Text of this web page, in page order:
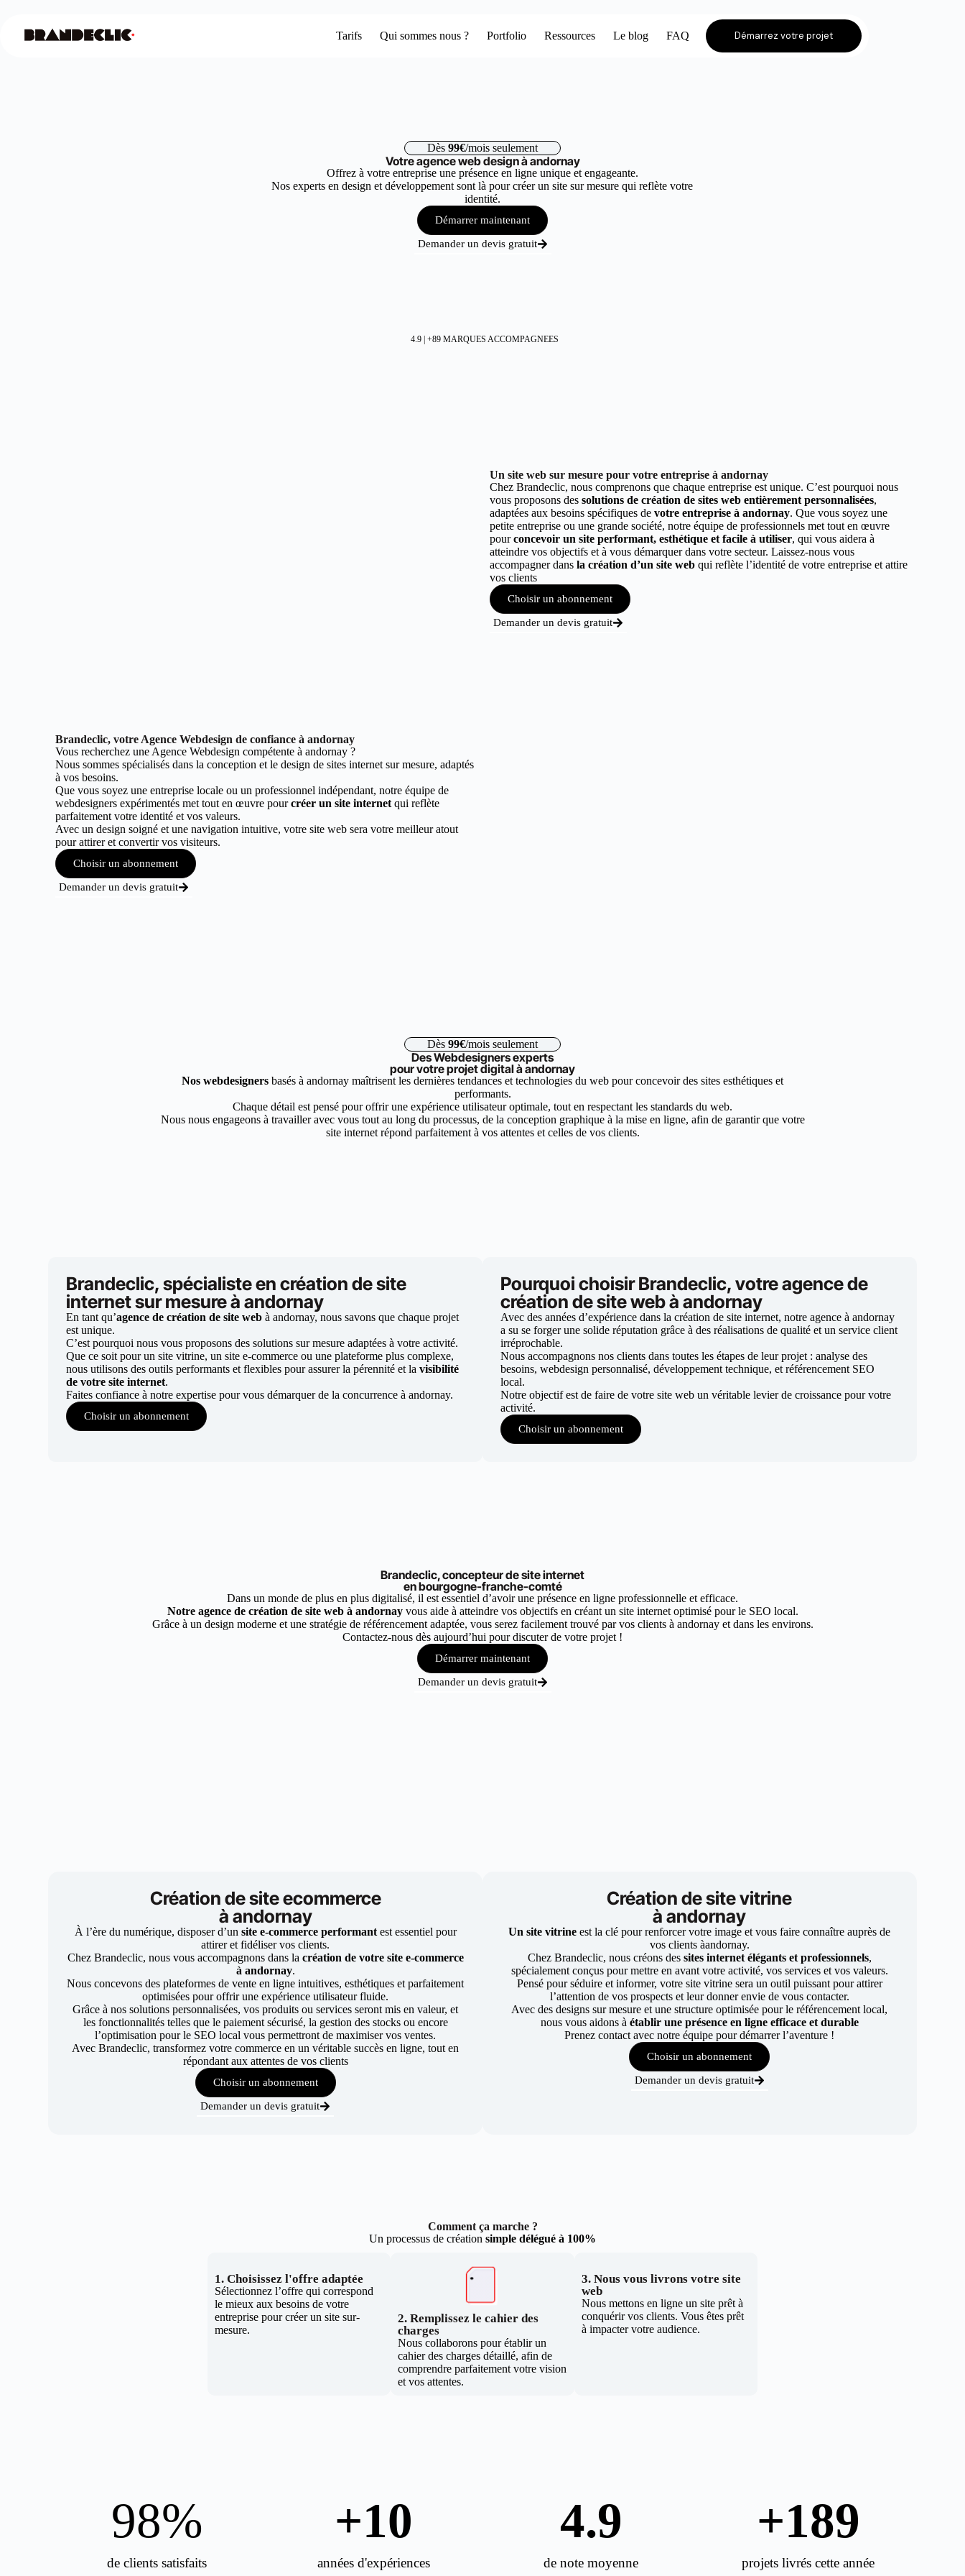
Tarifs Qui sommes nous ? Portfolio Ressources Le blog FAQ Démarrez votre projet
Dès 99€/mois seulement
Votre agence web design à andornay
Offrez à votre entreprise une présence en ligne unique et engageante.
Nos experts en design et développement sont là pour créer un site sur mesure qui reflète votre
identité.
Démarrer maintenant
Demander un devis gratuit
4.9 | +89 MARQUES ACCOMPAGNEES
Un site web sur mesure pour votre entreprise à andornay
Chez Brandeclic, nous comprenons que chaque entreprise est unique. C’est pourquoi nous
vous proposons des solutions de création de sites web entièrement personnalisées,
adaptées aux besoins spécifiques de votre entreprise à andornay. Que vous soyez une
petite entreprise ou une grande société, notre équipe de professionnels met tout en œuvre
pourconcevoir un site performant, esthétique et facile à utiliser, qui vous aidera à
atteindre vos objectifs et à vous démarquer dans votre secteur. Laissez-nous vous
accompagner dans la création d’un site web qui reflète l’identité de votre entreprise et attire
vos clients
Choisir un abonnement
Demander un devis gratuit
Brandeclic, votre Agence Webdesign de confiance à andornay
Vous recherchez une Agence Webdesign compétente à andornay ?
Nous sommes spécialisés dans la conception et le design de sites internet sur mesure, adaptés
à vos besoins.
Que vous soyez une entreprise locale ou un professionnel indépendant, notre équipe de
webdesigners expérimentés met tout en œuvre pourcréer un site internetqui reflète
parfaitement votre identité et vos valeurs.
Avec un design soigné et une navigation intuitive, votre site web sera votre meilleur atout
pour attirer et convertir vos visiteurs.
Choisir un abonnement
Demander un devis gratuit
Dès 99€/mois seulement
Des Webdesigners experts
pour votre projet digital à andornay
Nos webdesigners basés à andornay maîtrisent les dernières tendances et technologies du web pour concevoir des sites esthétiques et
performants.
Chaque détail est pensé pour offrir une expérience utilisateur optimale, tout en respectant les standards du web.
Nous nous engageons à travailler avec vous tout au long du processus, de la conception graphique à la mise en ligne, afin de garantir que votre
site internet répond parfaitement à vos attentes et celles de vos clients.
Brandeclic, spécialiste en création de site
internet sur mesure à andornay
En tant qu’agence de création de site web à andornay, nous savons que chaque projet
est unique.
C’est pourquoi nous vous proposons des solutions sur mesure adaptées à votre activité.
Que ce soit pour un site vitrine, un site e-commerce ou une plateforme plus complexe,
nous utilisons des outils performants et flexibles pour assurer la pérennité et lavisibilité
de votre site internet.
Faites confiance à notre expertise pour vous démarquer de la concurrence à andornay.
Choisir un abonnement
Pourquoi choisir Brandeclic, votre agence de
création de site web à andornay
Avec des années d’expérience dans la création de site internet, notre agence à andornay
a su se forger une solide réputation grâce à des réalisations de qualité et un service client
irréprochable.
Nous accompagnons nos clients dans toutes les étapes de leur projet : analyse des
besoins, webdesign personnalisé, développement technique, et référencement SEO
local.
Notre objectif est de faire de votre site web un véritable levier de croissance pour votre
activité.
Choisir un abonnement
Brandeclic, concepteur de site internet
en bourgogne-franche-comté
Dans un monde de plus en plus digitalisé, il est essentiel d’avoir une présence en ligne professionnelle et efficace.
Notre agence de création de site web à andornayvous aide à atteindre vos objectifs en créant un site internet optimisé pour le SEO local.
Grâce à un design moderne et une stratégie de référencement adaptée, vous serez facilement trouvé par vos clients à andornay et dans les environs.
Contactez-nous dès aujourd’hui pour discuter de votre projet !
Démarrer maintenant
Demander un devis gratuit
Création de site ecommerce
à andornay
À l’ère du numérique, disposer d’un site e-commerce performant est essentiel pour
attirer et fidéliser vos clients.
Chez Brandeclic, nous vous accompagnons dans la création de votre site e-commerce
à andornay.
Nous concevons des plateformes de vente en ligne intuitives, esthétiques et parfaitement
optimisées pour offrir une expérience utilisateur fluide.
Grâce à nos solutions personnalisées, vos produits ou services seront mis en valeur, et
les fonctionnalités telles que le paiement sécurisé, la gestion des stocks ou encore
l’optimisation pour le SEO local vous permettront de maximiser vos ventes.
Avec Brandeclic, transformez votre commerce en un véritable succès en ligne, tout en
répondant aux attentes de vos clients
Choisir un abonnement
Demander un devis gratuit
Création de site vitrine
à andornay
Un site vitrine est la clé pour renforcer votre image et vous faire connaître auprès de
vos clients àandornay.
Chez Brandeclic, nous créons dessites internet élégants et professionnels,
spécialement conçus pour mettre en avant votre activité, vos services et vos valeurs.
Pensé pour séduire et informer, votre site vitrine sera un outil puissant pour attirer
l’attention de vos prospects et leur donner envie de vous contacter.
Avec des designs sur mesure et une structure optimisée pour le référencement local,
nous vous aidons à établir une présence en ligne efficace et durable
Prenez contact avec notre équipe pour démarrer l’aventure !
Choisir un abonnement
Demander un devis gratuit
Comment ça marche ?
Un processus de création simple délégué à 100%
1. Choisissez l'offre adaptée
Sélectionnez l’offre qui correspond
le mieux aux besoins de votre
entreprise pour créer un site sur-
mesure.
2. Remplissez le cahier des
charges
Nous collaborons pour établir un
cahier des charges détaillé, afin de
comprendre parfaitement votre vision
et vos attentes.
3. Nous vous livrons votre site
web
Nous mettons en ligne un site prêt à
conquérir vos clients. Vous êtes prêt
à impacter votre audience.
de clients satisfaits
98%
années d'expériences
+10
de note moyenne
4.9
projets livrés cette année
+189